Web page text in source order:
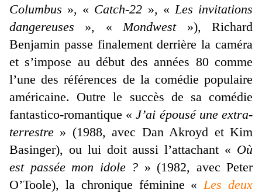
Columbus », « Catch-22 », «Les invitations
dangereuses », «Mondwest »), Richard
Benjamin passe finalement derrière la caméra
et s’impose au début des années 80 comme
l’une des références de la comédie populaire
américaine. Outre le succès de sa comédie
fantastico-romantique «J’ai épousé une extra-
terrestre » (1988, avec Dan Akroyd et Kim
Basinger), ou lui doit aussi l’attachant « Où
est passée mon idole ? » (1982, avec Peter
O’Toole), la chronique féminine «Les deux